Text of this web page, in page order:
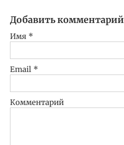
Добавить комментарий
Имя *
Email *
Комментарий